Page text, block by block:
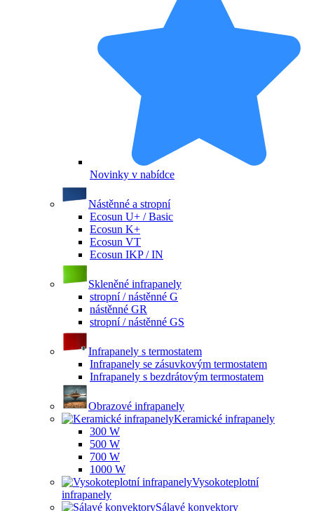
Novinky v nabídce
Nástěnné a stropní
Ecosun U+ / Basic
Ecosun K+
Ecosun VT
Ecosun IKP / IN
Skleněné infrapanely
stropní / nástěnné G
nástěnné GR
stropní / nástěnné GS
Infrapanely s termostatem
Infrapanely se zásuvkovým termostatem
Infrapanely s bezdrátovým termostatem
Obrazové infrapanely
Keramické infrapanely
300 W
500 W
700 W
1000 W
Vysokoteplotní
infrapanely
Sálavé konvektory